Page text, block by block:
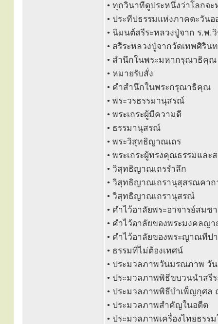
• ทุกวินาทีดูประหนึ่งว่าโลกจะ
• ประทีปธรรมแห่งภาคตะวัน
• นิมนต์สรีระหลวงปู่จาก ร.พ.
• สรีระหลวงปู่จากวัดเทพศิริน
• สำนึกในพระมหากรุณาธิคุณ
• หมายรับสั่ง
• คำสำนึกในพระกรุณาธิคุณ
• พระวรธรรมานุสรณ์
• พระเถระผู้มีความดี
• ธรรมานุสรณ์
• พระวิสุทธิญาณเถร
• พระเถระผู้ทรงคุณธรรมและ
• วิสุทธิญาณเถรรำลึก
• วิสุทธิญาณเถรานุสฺสรณคาถ
• วิสุทธิญาณเถรานุสรณ์
• คำไว้อาลัยพระอาจารย์สมช
• คำไว้อาลัยของพระมงคลญา
• คำไว้อาลัยของพระญาณทีป
• ธรรมที่ไม่ต้องเทศน์
• ประมวลภาพวันมรณภาพ วั
• ประมวลภาพพิธีขบวนนำสรี
• ประมวลภาพพิธีบำเพ็ญกุศล
• ประมวลภาพสำคัญในอดีต
• ประมวลภาพเครื่องไทยธรร